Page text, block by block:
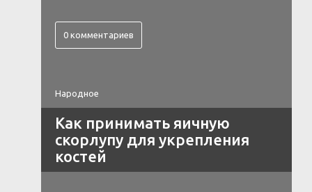
0 комментариев
Народное
Как принимать яичную
скорлупу для укрепления
костей